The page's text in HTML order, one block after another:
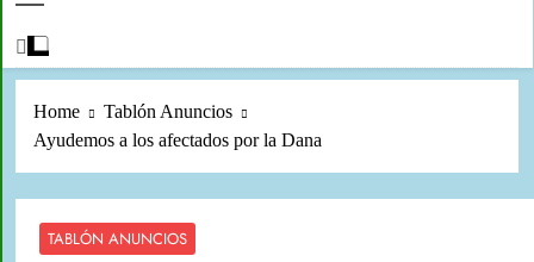
Home
Tablón Anuncios
Ayudemos a los afectados por la Dana
TABLÓN ANUNCIOS